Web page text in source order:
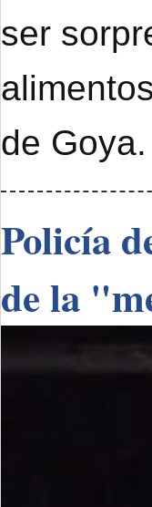
ser
de Goya.
Policía
de la